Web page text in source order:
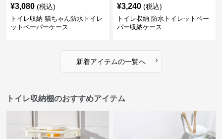
¥3,080 (税込)
トイレ収納 猫ちゃん防水トイレ
ットペーパーケース
¥3,240 (税込)
トイレ収納 防水トイレットペー
パー収納ケース
新着アイテムの一覧へ ›
トイレ収納棚のおすすめアイテム